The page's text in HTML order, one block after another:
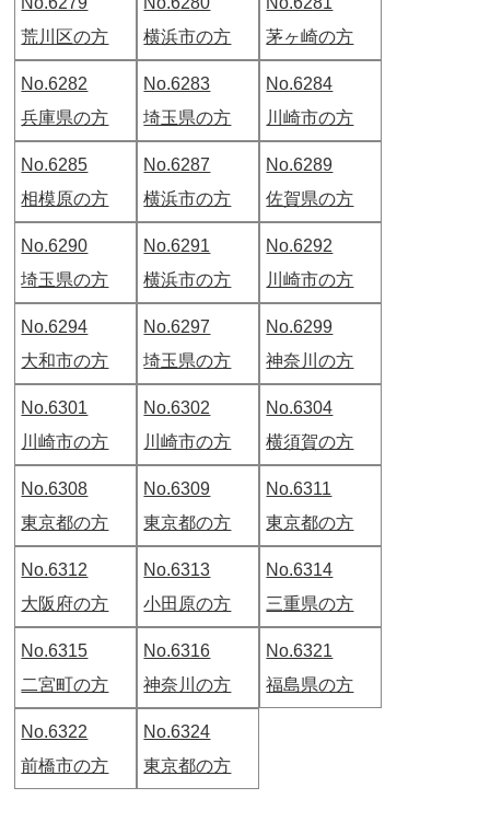
荒川区の方
横浜市の方
茅ヶ崎の方
No.6282
兵庫県の方
No.6283
埼玉県の方
No.6284
川崎市の方
No.6285
相模原の方
No.6287
横浜市の方
No.6289
佐賀県の方
No.6290
埼玉県の方
No.6291
横浜市の方
No.6292
川崎市の方
No.6294
大和市の方
No.6297
埼玉県の方
No.6299
神奈川の方
No.6301
川崎市の方
No.6302
川崎市の方
No.6304
横須賀の方
No.6308
東京都の方
No.6309
東京都の方
No.6311
東京都の方
No.6312
大阪府の方
No.6313
小田原の方
No.6314
三重県の方
No.6315
二宮町の方
No.6316
神奈川の方
No.6321
福島県の方
No.6322
前橋市の方
No.6324
東京都の方